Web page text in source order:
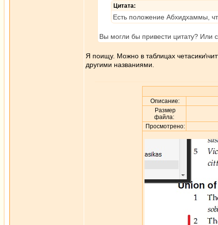
Цитата:
Есть положение Абхидхаммы,
Вы могли бы привести цитату? Или
Я поищу. Можно в таблицах
другими названиями.
Описание:
Размер
файла:
Просмотрено: